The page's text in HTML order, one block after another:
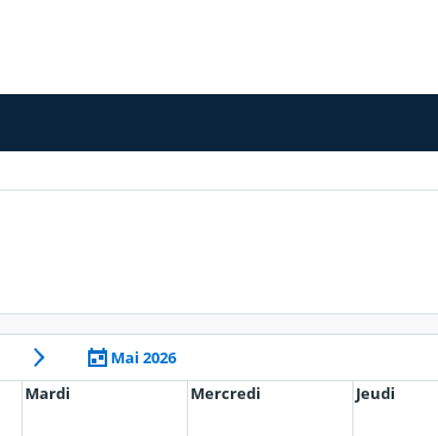
Mai 2026
Mardi Mercredi Jeudi